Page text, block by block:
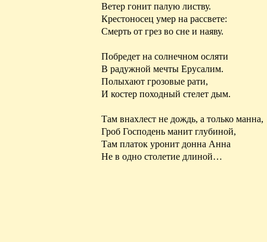
Ветер гонит палую листву.
Крестоносец умер на рассвете:
Смерть от грез во сне и наяву.
Побредет на солнечном осляти
В радужной мечты Ерусалим.
Полыхают грозовые рати,
И костер походный стелет дым.
Там внахлест не дождь, а только манна,
Гроб Господень манит глубиной,
Там платок уронит донна Анна
Не в одно столетие длиной…